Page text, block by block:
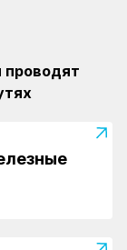
проводят